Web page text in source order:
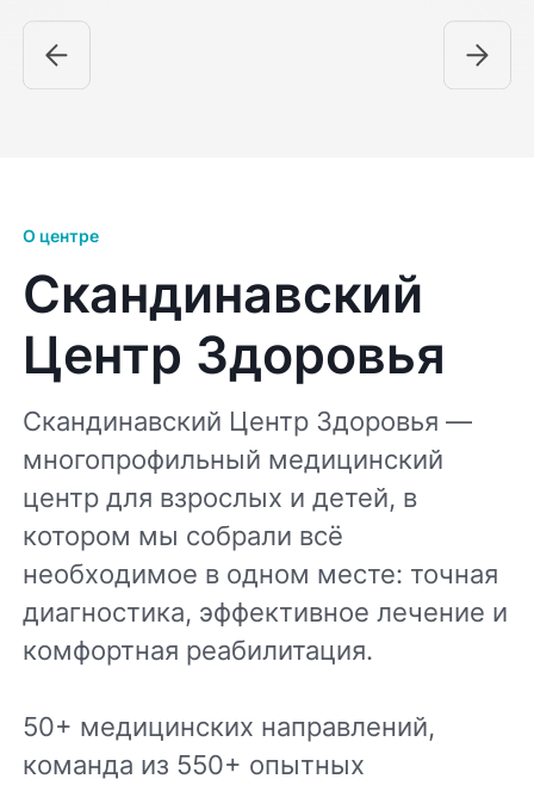
О центре
Скандинавский
Центр Здоровья
Скандинавский Центр Здоровья —
многопрофильный медицинский
центр для взрослых и детей, в
котором мы собрали всё
необходимое в одном месте: точная
диагностика, эффективное лечение и
комфортная реабилитация.
50+ медицинских направлений,
команда из 550+ опытных